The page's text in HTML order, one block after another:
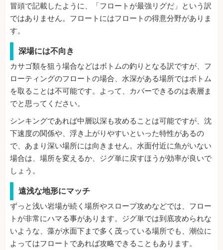
冒頭で記載したように、「フロートが最強リグだ」という訳
ではありません。フロートにはフロートの得意分野がありま
す。
深場には不向き
カサゴ類を狙う場合などはボトムの釣りとなる訳ですが、フ
ローティングのフロートの場合、水深がある場所ではボトム
を取ることは不可能です。よって、カバーできるのは表層ま
でと思ってください。
シンキングであれば中層以深も攻めることは可能ですが、沈
下速度の関係や、浮き上がりやすいといった特性があるの
で、あまり深い場所には向きません。水面付近に魚がいない
場合は、場所を変えるか、ジグ単に戻すほうが効率が良いで
しょう。
遠浅な地形にマッチ
ずっと浅い岩場が続く場所やスロープ攻めなどでは、フロー
トが非常にハマる事があります。ジグ単では到底攻められな
いような、藻が水面下まで多く茂っている場所でも、潮位に
よってはフロートであれば攻略できることもあります。